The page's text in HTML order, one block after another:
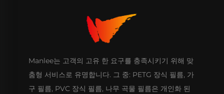
Manlee는 고객의 고유 한 요구를 충족시키기 위해 맞
춤형 서비스로 유명합니다. 그 중: PETG 장식 필름, 가
구 필름, PVC 장식 필름, 나무 곡물 필름은 개인화 된